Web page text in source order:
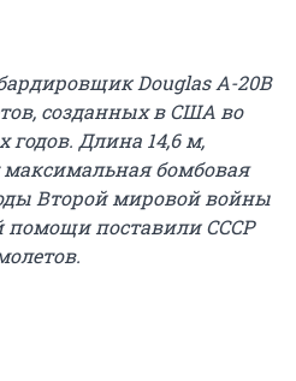
Douglas A-20В
созданных в США во
годов. Длина 14,6 м,
максимальная бомбовая
Второй мировой войны
поставили СССР